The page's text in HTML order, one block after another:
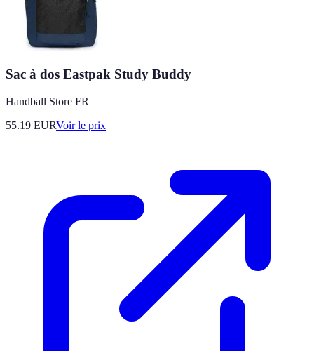
Sac à dos Eastpak Study Buddy
Handball Store FR
55.19 EURVoir le prix